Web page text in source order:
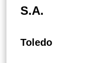
S.A.
Toledo